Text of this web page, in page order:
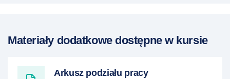
Materiały dodatkowe dostępne w kursie
Arkusz podziału pracy